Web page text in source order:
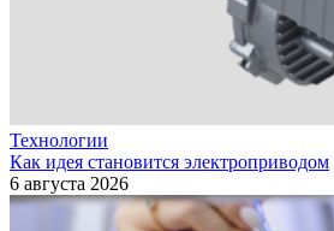
Технологии
Как идея становится электроприводом
6 августа 2026